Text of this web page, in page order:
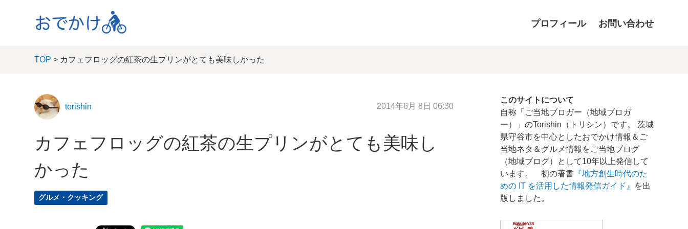
プロフィール お問い合わせ
TOP > カフェフロッグの紅茶の生プリンがとても美味しかった
torishin 2014年6月 8日 06:30
カフェフロッグの紅茶の生プリンがとても美味し
かった
グルメ・クッキング
このサイトについて
自称「ご当地ブロガー（地域ブロガ
ー）」のTorishin（トリシン）です。 茨城
県守谷市を中心としたおでかけ情報＆ご
当地ネタ＆グルメ情報をご当地ブログ
（地域ブログ）として10年以上発信して
います。 初の著書『地方創生時代のた
めの IT を活用した情報発信ガイド』
を出
版しました。